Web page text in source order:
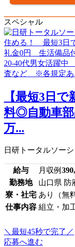
スペシャル
【最短3日
料◎自動車部
万...
日研トータルソー
給与 月収例
勤務地
山口県 防
寮・社宅 あり（無
仕事内容 組立・加
＼最短45秒で完了／
応募へ進む